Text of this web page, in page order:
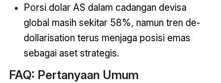
Porsi dolar AS dalam cadangan devisa
global masih sekitar 58%, namun tren de-
dollarisation terus menjaga posisi emas
sebagai aset strategis.
FAQ: Pertanyaan Umum